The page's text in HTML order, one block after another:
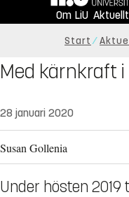
Om LiU Aktuellt
Start
Med kärnkraft
28 januari 2020
Susan Gollenia
Under hösten